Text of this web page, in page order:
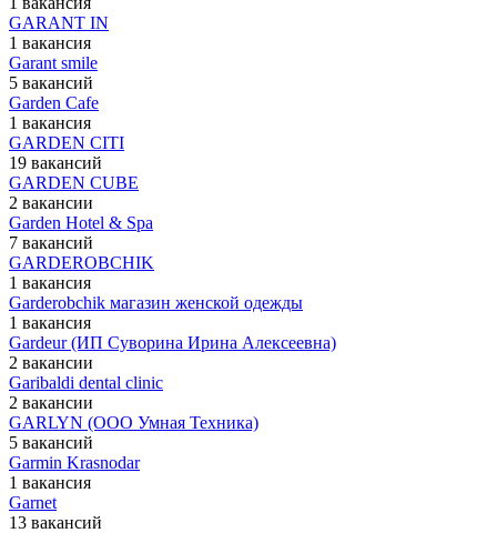
GARANT IN
1 вакансия
Garant smile
5 вакансий
Garden Cafe
1 вакансия
GARDEN CITI
19 вакансий
GARDEN CUBE
2 вакансии
Garden Hotel & Spa
7 вакансий
GARDEROBCHIK
1 вакансия
Garderobchik магазин женской одежды
1 вакансия
Gardeur (ИП Суворина Ирина Алексеевна)
2 вакансии
Garibaldi dental clinic
2 вакансии
GARLYN (ООО Умная Техника)
5 вакансий
Garmin Krasnodar
1 вакансия
Garnet
13 вакансий